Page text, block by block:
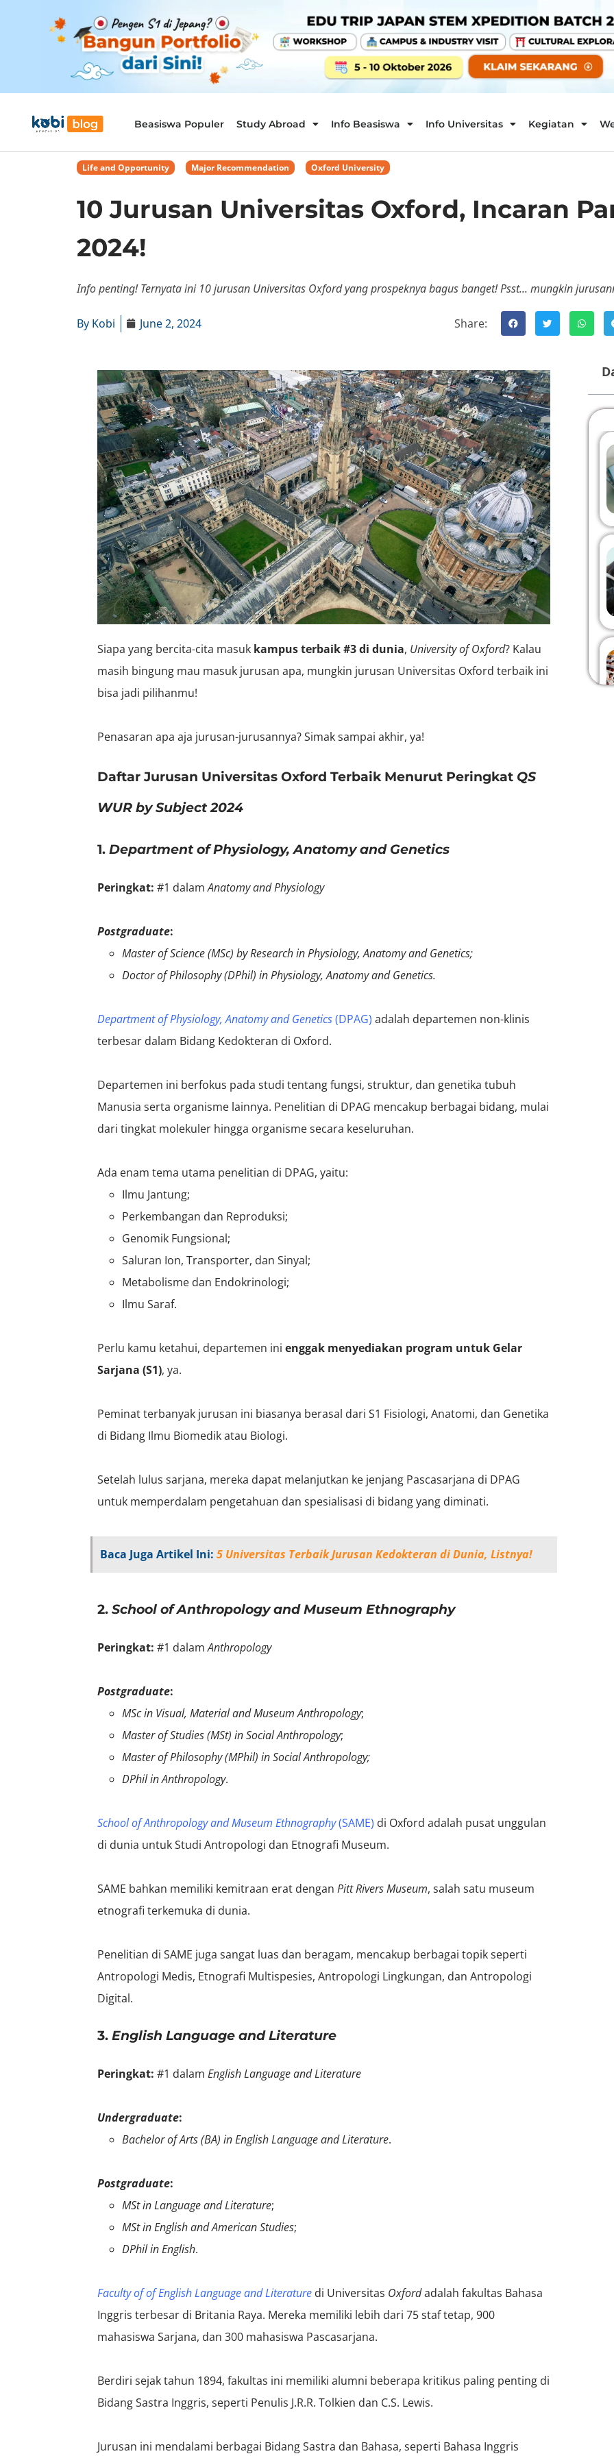
Beasiswa Populer Study Abroad Info Beasiswa Info Universitas Kegiatan
Life and Opportunity Major Recommendation Oxford University
10 Jurusan Universitas Oxford, Incaran
2024!
Info penting! Ternyata ini 10 jurusan Universitas Oxford yang prospeknya bagus banget! Psst... mungkin
By Kobi June 2, 2024 Share:
Siapa yang bercita-cita masuk kampus terbaik #3 di dunia, University of Oxford? Kalau
masih bingung mau masuk jurusan apa, mungkin jurusan Universitas Oxford terbaik ini
bisa jadi pilihanmu!
Penasaran apa aja jurusan-jurusannya? Simak sampai akhir, ya!
Daftar Jurusan Universitas Oxford Terbaik Menurut Peringkat QS
WUR by Subject 2024
1. Department of Physiology, Anatomy and Genetics
Peringkat: #1 dalamAnatomy and Physiology
Postgraduate:
Master of Science (MSc) by Research in Physiology, Anatomy and Genetics;
Doctor of Philosophy(DPhil) in Physiology, Anatomy and Genetics.
Department of Physiology, Anatomy and Genetics(DPAG) adalah departemen non-klinis
terbesar dalam Bidang Kedokteran di Oxford.
Departemen ini berfokus pada studi tentang fungsi, struktur, dan genetika tubuh
Manusia serta organisme lainnya. Penelitian di DPAG mencakup berbagai bidang, mulai
dari tingkat molekuler hingga organisme secara keseluruhan.
Ada enam tema utama penelitian di DPAG, yaitu:
Ilmu Jantung;
Perkembangan dan Reproduksi;
Genomik Fungsional;
Saluran Ion, Transporter, dan Sinyal;
Metabolisme dan Endokrinologi;
Ilmu Saraf.
Perlu kamu ketahui, departemen ini enggak menyediakan program untuk Gelar
Sarjana (S1), ya.
Peminat terbanyak jurusan ini biasanya berasal dari S1 Fisiologi, Anatomi, dan Genetika
di Bidang Ilmu Biomedik atau Biologi.
Setelah lulus sarjana, mereka dapat melanjutkan ke jenjang Pascasarjana di DPAG
untuk memperdalam pengetahuan dan spesialisasi di bidang yang diminati.
Baca Juga Artikel Ini: 5 Universitas Terbaik Jurusan Kedokteran di Dunia, Listnya!
2. School of Anthropology and Museum Ethnography
Peringkat: #1 dalamAnthropology
Postgraduate:
MSc in Visual, Material and Museum Anthropology;
Master of Studies(MSt) in Social Anthropology;
Master of Philosophy (MPhil) in Social Anthropology;
DPhil in Anthropology.
School of Anthropology and Museum Ethnography(SAME) di Oxford adalah pusat unggulan
di dunia untuk Studi Antropologi dan Etnografi Museum.
SAME bahkan memiliki kemitraan erat dengan Pitt Rivers Museum, salah satu museum
etnografi terkemuka di dunia.
Penelitian di SAME juga sangat luas dan beragam, mencakup berbagai topik seperti
Antropologi Medis, Etnografi Multispesies, Antropologi Lingkungan, dan Antropologi
Digital.
3. English Language and Literature
Peringkat: #1 dalam English Language and Literature
Undergraduate:
Bachelor of Arts (BA) inEnglish Language and Literature.
Postgraduate:
MStin Language and Literature;
MSt in English and American Studies;
DPhil in English.
Faculty of of English Language and Literature di Universitas Oxfordadalah fakultas Bahasa
Inggris terbesar di Britania Raya. Mereka memiliki lebih dari 75 staf tetap, 900
mahasiswa Sarjana, dan 300 mahasiswa Pascasarjana.
Berdiri sejak tahun 1894, fakultas ini memiliki alumni beberapa kritikus paling penting di
Bidang Sastra Inggris, seperti Penulis J.R.R. Tolkien dan C.S. Lewis.
Jurusan ini mendalami berbagai Bidang Sastra dan Bahasa, seperti Bahasa Inggris